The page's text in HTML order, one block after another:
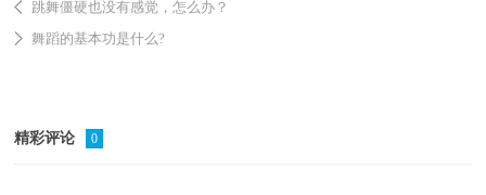
跳舞僵硬也没有感觉，怎么办？
舞蹈的基本功是什么?
精彩评论 0